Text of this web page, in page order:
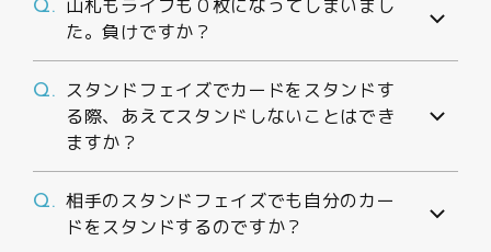
Q. 山札もライフも０枚になってしまいまし
た。負けですか？
Q. スタンドフェイズでカードをスタンドす
る際、あえてスタンドしないことはでき
ますか？
Q. 相手のスタンドフェイズでも自分のカー
ドをスタンドするのですか？